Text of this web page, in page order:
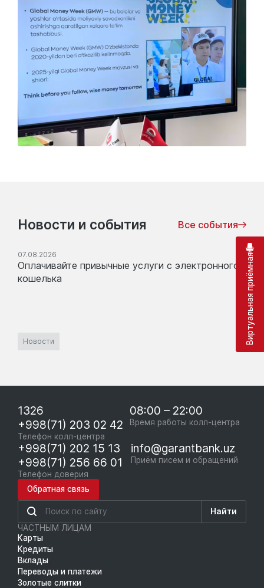
Новости и события Все события
07.08.2026
Оплачивайте привычные услуги с электронного
кошелька
Новости
1326
+998(71) 203 02 42
Телефон колл-центра
08:00 – 22:00
Время работы колл-центра
+998(71) 202 15 13
+998(71) 256 66 01
Телефон доверия
info@garantbank.uz
Приём писем и обращений
Обратная связь
Найти
ЧАСТНЫМ ЛИЦАМ
Карты
Кредиты
Вклады
Переводы и платежи
Золотые слитки
Виртуальная приёмная